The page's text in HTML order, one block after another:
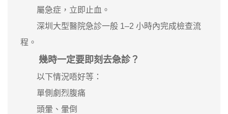
屬急症，立即止血。
深圳大型醫院急診一般 1–2 小時內完成檢查流
程。
幾時一定要即刻去急診？
以下情況唔好等：
單側劇烈腹痛
頭暈、暈倒